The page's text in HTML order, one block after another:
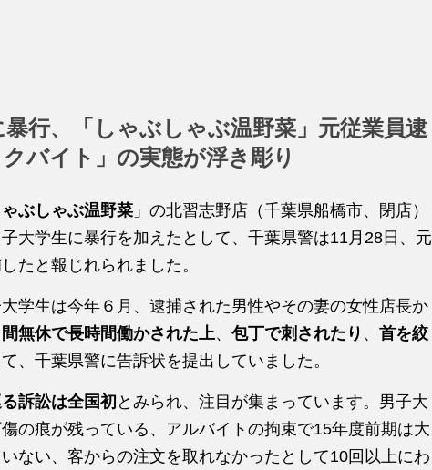
行、「しゃぶしゃぶ温野菜」元従業員逮
バイト」の実態が浮き彫り
ゃぶしゃぶ温野菜 」の北習志野店（千葉県船橋市、閉店）
大学生に暴行を加えたとして、千葉県警は11月28日、元
たと報じれられました。
学生は今年６月、逮捕された男性やその妻の女性店長か
無休で長時間働かされた上、 包丁で刺されたり 、 首を絞
、千葉県警に告訴状を提出していました。
訴訟は全国初とみられ、注目が集まっています。男子大
の痕が残っている、アルバイトの拘束で15年度前期は大
ない、客からの注文を取れなかったとして10回以上にわ